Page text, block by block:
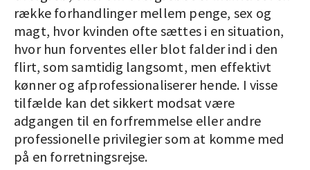
række forhandlinger mellem penge, sex og
magt, hvor kvinden ofte sættes i en situation,
hvor hun forventes eller blot falder ind i den
flirt, som samtidig langsomt, men effektivt
kønner og afprofessionaliserer hende. I visse
tilfælde kan det sikkert modsat være
adgangen til en forfremmelse eller andre
professionelle privilegier som at komme med
på en forretningsrejse.